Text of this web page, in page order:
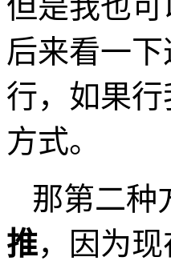
后来看一
行，如果
方式。
那第二种
推，因为